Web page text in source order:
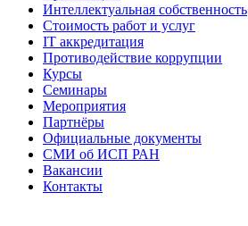
Интеллектуальная собственность
Стоимость работ и услуг
IT аккредитация
Противодействие коррупции
Курсы
Семинары
Мероприятия
Партнёры
Официальные документы
СМИ об ИСП РАН
Вакансии
Контакты